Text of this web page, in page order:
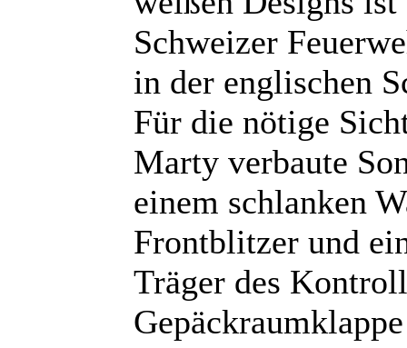
Schweizer
in der englischen
Für die nötige
Marty verbaute
einem schlanken
Frontblitzer und
Träger des